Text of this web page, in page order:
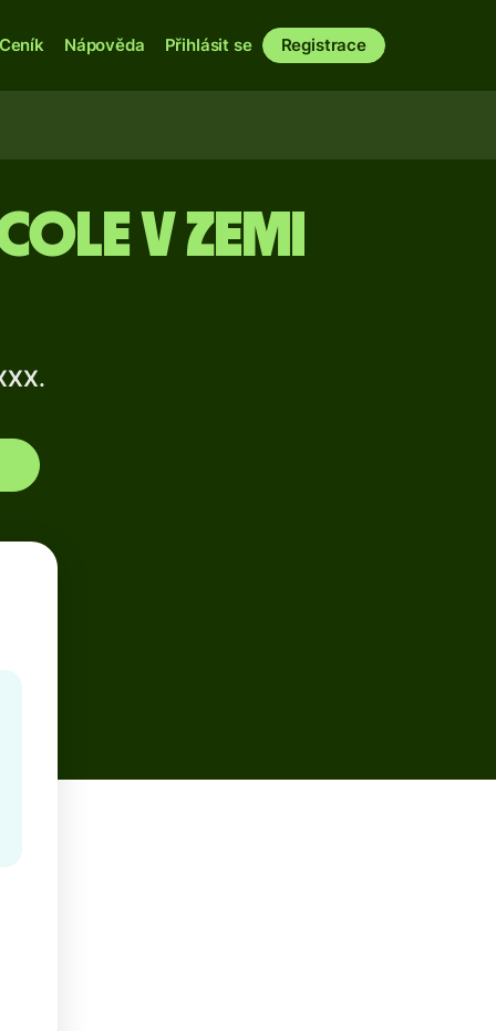
Nápověda Přihlásit se Registrace
v zemi